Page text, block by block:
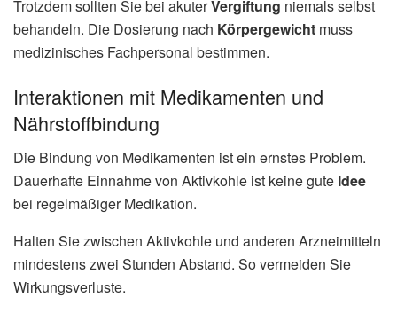
Trotzdem sollten Sie bei akuterVergiftung niemals selbst
behandeln. Die Dosierung nach Körpergewicht muss
medizinisches Fachpersonal bestimmen.
Interaktionen mit Medikamenten und
Nährstoffbindung
Die Bindung von Medikamenten ist ein ernstes Problem.
Dauerhafte Einnahme von Aktivkohle ist keine gute Idee
bei regelmäßiger Medikation.
Halten Sie zwischen Aktivkohle und anderen Arzneimitteln
mindestens zwei Stunden Abstand. So vermeiden Sie
Wirkungsverluste.